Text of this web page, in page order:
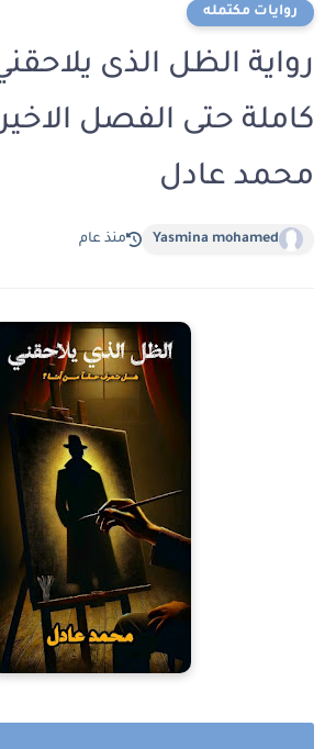
روايات مكتمله
رواية الظل الذى
كاملة حتى الفصل
محمد عادل
Yasmina mohamed منذ عام